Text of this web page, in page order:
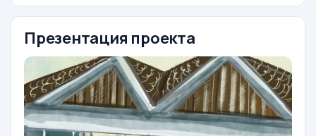
Презентация проекта